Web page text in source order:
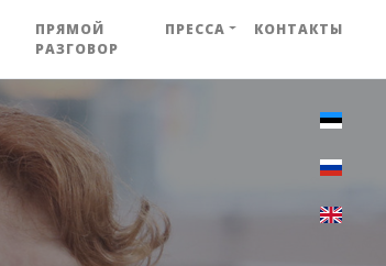
ПРЯМОЙ
РАЗГОВОР
ПРЕССА КОНТАКТЫ